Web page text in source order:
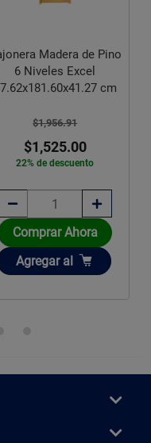
Madera de Pino
6 Niveles Excel
cm
$1,956.91
$1,525.00
22% de descuento
Comprar Ahora
Añadir
Agregar al